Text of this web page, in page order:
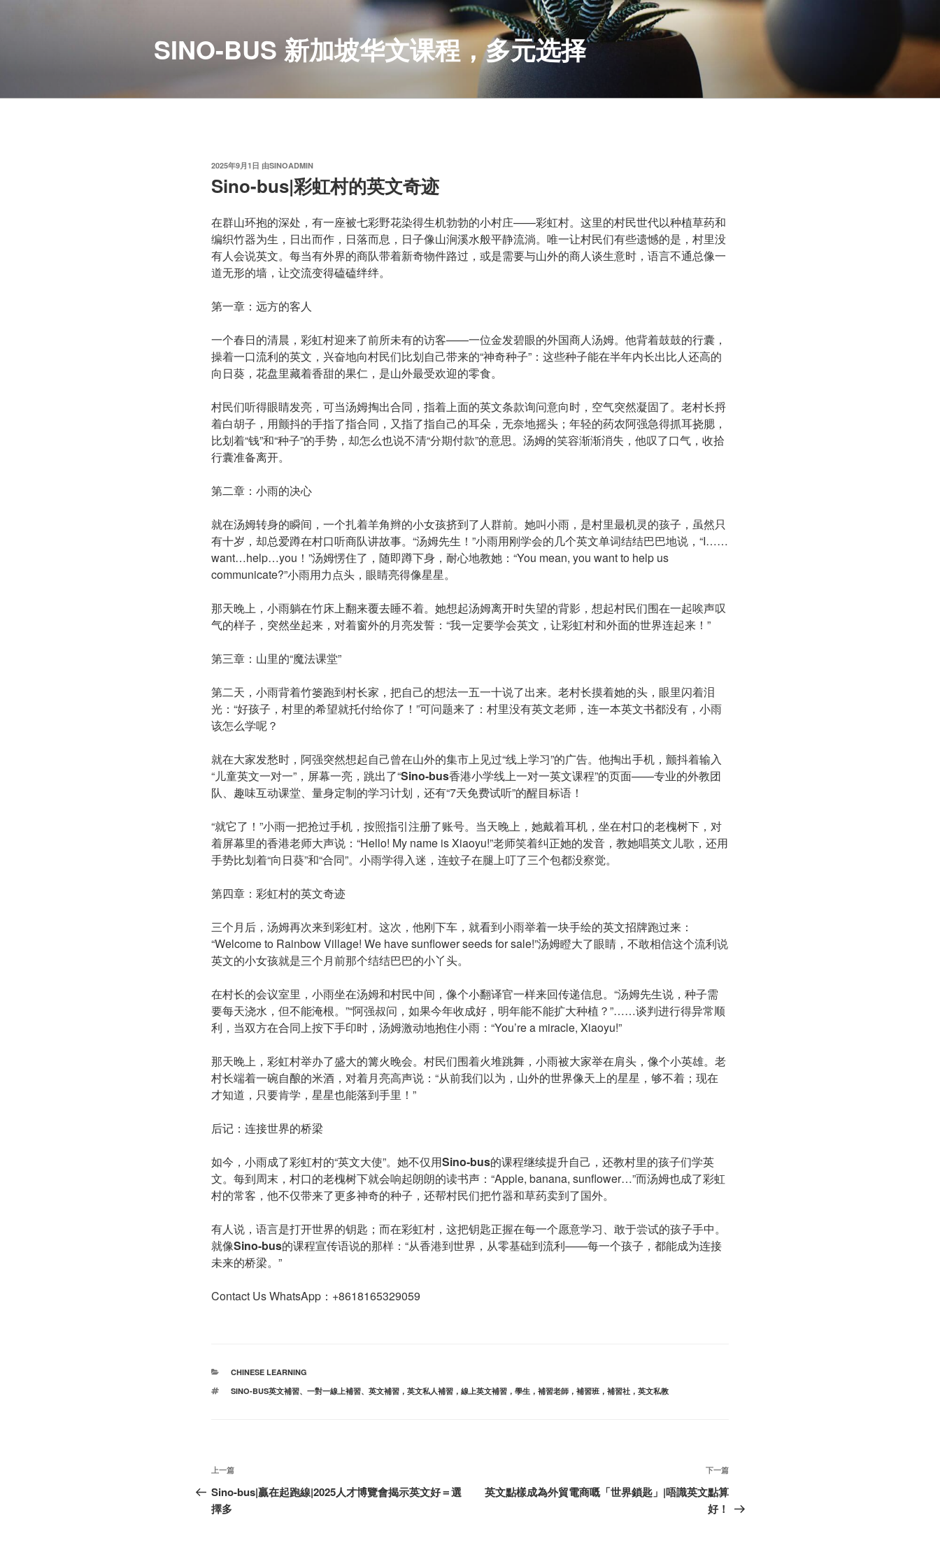
SINO-BUS 新加坡华文课程，多元选择
发
于
2025年9月1日 由SINOADMIN
Sino-bus|彩虹村的英文奇迹
在群山环抱的深处，有一座被七彩野花染得生机勃勃的小村庄——彩虹村。这里的村民世代以种植草药和
编织竹器为生，日出而作，日落而息，日子像山涧溪水般平静流淌。唯一让村民们有些遗憾的是，村里没
有人会说英文。每当有外界的商队带着新奇物件路过，或是需要与山外的商人谈生意时，语言不通总像一
道无形的墙，让交流变得磕磕绊绊。
第一章：远方的客人
一个春日的清晨，彩虹村迎来了前所未有的访客——一位金发碧眼的外国商人汤姆。他背着鼓鼓的行囊，
操着一口流利的英文，兴奋地向村民们比划自己带来的“神奇种子”：这些种子能在半年内长出比人还高的
向日葵，花盘里藏着香甜的果仁，是山外最受欢迎的零食。
村民们听得眼睛发亮，可当汤姆掏出合同，指着上面的英文条款询问意向时，空气突然凝固了。老村长捋
着白胡子，用颤抖的手指了指合同，又指了指自己的耳朵，无奈地摇头；年轻的药农阿强急得抓耳挠腮，
比划着“钱”和“种子”的手势，却怎么也说不清“分期付款”的意思。汤姆的笑容渐渐消失，他叹了口气，收拾
行囊准备离开。
第二章：小雨的决心
就在汤姆转身的瞬间，一个扎着羊角辫的小女孩挤到了人群前。她叫小雨，是村里最机灵的孩子，虽然只
有十岁，却总爱蹲在村口听商队讲故事。“汤姆先生！”小雨用刚学会的几个英文单词结结巴巴地说，“I……
want…help…you！”汤姆愣住了，随即蹲下身，耐心地教她：“You mean, you want to help us
communicate?”小雨用力点头，眼睛亮得像星星。
那天晚上，小雨躺在竹床上翻来覆去睡不着。她想起汤姆离开时失望的背影，想起村民们围在一起唉声叹
气的样子，突然坐起来，对着窗外的月亮发誓：“我一定要学会英文，让彩虹村和外面的世界连起来！”
第三章：山里的“魔法课堂”
第二天，小雨背着竹篓跑到村长家，把自己的想法一五一十说了出来。老村长摸着她的头，眼里闪着泪
光：“好孩子，村里的希望就托付给你了！”可问题来了：村里没有英文老师，连一本英文书都没有，小雨
该怎么学呢？
就在大家发愁时，阿强突然想起自己曾在山外的集市上见过“线上学习”的广告。他掏出手机，颤抖着输入
“儿童英文一对一”，屏幕一亮，跳出了“Sino-bus香港小学线上一对一英文课程”的页面——专业的外教团
队、趣味互动课堂、量身定制的学习计划，还有“7天免费试听”的醒目标语！
“就它了！”小雨一把抢过手机，按照指引注册了账号。当天晚上，她戴着耳机，坐在村口的老槐树下，对
着屏幕里的香港老师大声说：“Hello! My name is Xiaoyu!”老师笑着纠正她的发音，教她唱英文儿歌，还用
手势比划着“向日葵”和“合同”。小雨学得入迷，连蚊子在腿上叮了三个包都没察觉。
第四章：彩虹村的英文奇迹
三个月后，汤姆再次来到彩虹村。这次，他刚下车，就看到小雨举着一块手绘的英文招牌跑过来：
“Welcome to Rainbow Village! We have sunflower seeds for sale!”汤姆瞪大了眼睛，不敢相信这个流利说
英文的小女孩就是三个月前那个结结巴巴的小丫头。
在村长的会议室里，小雨坐在汤姆和村民中间，像个小翻译官一样来回传递信息。“汤姆先生说，种子需
要每天浇水，但不能淹根。”“阿强叔问，如果今年收成好，明年能不能扩大种植？”……谈判进行得异常顺
利，当双方在合同上按下手印时，汤姆激动地抱住小雨：“You’re a miracle, Xiaoyu!”
那天晚上，彩虹村举办了盛大的篝火晚会。村民们围着火堆跳舞，小雨被大家举在肩头，像个小英雄。老
村长端着一碗自酿的米酒，对着月亮高声说：“从前我们以为，山外的世界像天上的星星，够不着；现在
才知道，只要肯学，星星也能落到手里！”
后记：连接世界的桥梁
如今，小雨成了彩虹村的“英文大使”。她不仅用Sino-bus的课程继续提升自己，还教村里的孩子们学英
文。每到周末，村口的老槐树下就会响起朗朗的读书声：“Apple, banana, sunflower…”而汤姆也成了彩虹
村的常客，他不仅带来了更多神奇的种子，还帮村民们把竹器和草药卖到了国外。
有人说，语言是打开世界的钥匙；而在彩虹村，这把钥匙正握在每一个愿意学习、敢于尝试的孩子手中。
就像Sino-bus的课程宣传语说的那样：“从香港到世界，从零基础到流利——每一个孩子，都能成为连接
未来的桥梁。”
Contact Us WhatsApp：+8618165329059
分
CHINESE LEARNING
标
SINO-BUS英文補習、 一對一線上補習、 英文補習，英文私人補習，線上英文補習，學生，補習老師，補習班，補習社，英文私教
文
章
导
上
一
篇
上一篇
Sino-bus|贏在起跑線|2025人才博覽會揭示英文好＝選
擇多
下
一
篇
下一篇
英文點樣成為外貿電商嘅「世界鎖匙」|唔識英文點算
好！